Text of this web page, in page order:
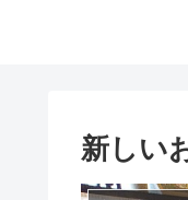
新しい